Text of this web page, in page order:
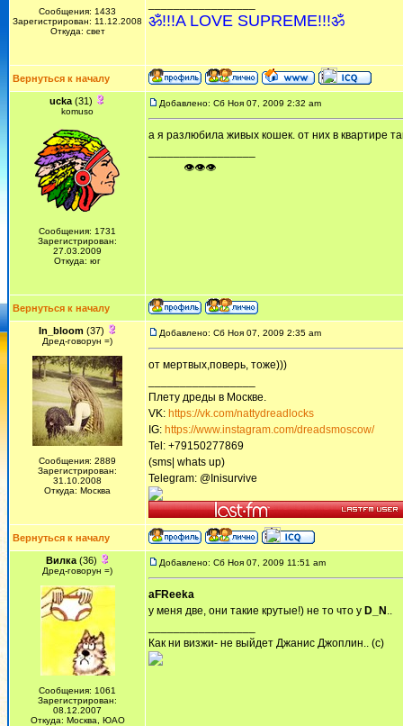
Сообщения: 1433
Зарегистрирован: 11.12.2008
Откуда: свет
ॐ!!!A LOVE SUPREME!!!ॐ
Вернуться к началу
ucka (31)
komuso
Сообщения: 1731
Зарегистрирован:
27.03.2009
Откуда: юг
Добавлено: Сб Ноя 07, 2009 2:32 am
а я разлюбила живых кошек. от них в квартире
ᅠ ᅠ ᅠ👁👁👁
Вернуться к началу
In_bloom(37)
Дред-говорун =)
Сообщения: 2889
Зарегистрирован:
31.10.2008
Откуда: Москва
Добавлено: Сб Ноя 07, 2009 2:35 am
от мертвых,поверь, тоже)))
Плету дреды в Москве.
VK: https://vk.com/nattydreadlocks
IG: https://www.instagram.com/dreadsmoscow/
Tel: +79150277869
(sms| whats up)
Telegram: @Inisurvive
Вернуться к началу
Вилка(36)
Дред-говорун =)
Сообщения: 1061
Зарегистрирован:
08.12.2007
Откуда: Москва, ЮАО
Добавлено: Сб Ноя 07, 2009 11:51 am
aFReeka
у меня две, они такие крутые!) не то что у D_N ..
Как ни визжи- не выйдет Джанис Джоплин.. (с)